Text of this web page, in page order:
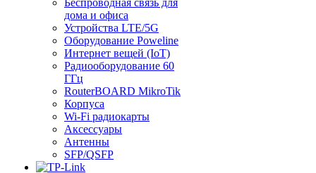
Беспроводная связь для
дома и офиса
Устройства LTE/5G
Оборудование Poweline
Интернет вещей (IoT)
Радиооборудование 60
ГГц
RouterBOARD MikroTik
Корпуса
Wi-Fi радиокарты
Аксессуары
Антенны
SFP/QSFP